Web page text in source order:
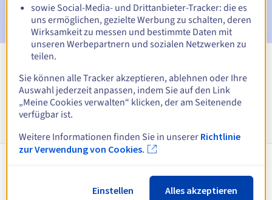
Benachrichtigung über die Löschung des Domainnamens
Alle Endungen anzeigen
Informationen zu .run
Registrierung Ihrer .run-Domain
sowie Social-Media- und Drittanbieter-Tracker: die es
uns ermöglichen, gezielte Werbung zu schalten, deren
Wirksamkeit zu messen und bestimmte Daten mit
unseren Werbepartnern und sozialen Netzwerken zu
teilen.
Sie können alle Tracker akzeptieren, ablehnen oder Ihre
Auswahl jederzeit anpassen, indem Sie auf den Link
„Meine Cookies verwalten“ klicken, der am Seitenende
verfügbar ist.
Weitere Informationen finden Sie in unserer Richtlinie
zur Verwendung von Cookies.
Einstellen Alles akzeptieren